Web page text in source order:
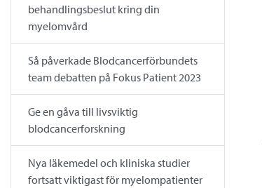
behandlingsbeslut kring din
myelomvård
Så påverkade Blodcancerförbundets
team debatten på Fokus Patient 2023
Ge en gåva till livsviktig
blodcancerforskning
Nya läkemedel och kliniska studier
fortsatt viktigast för myelompatienter